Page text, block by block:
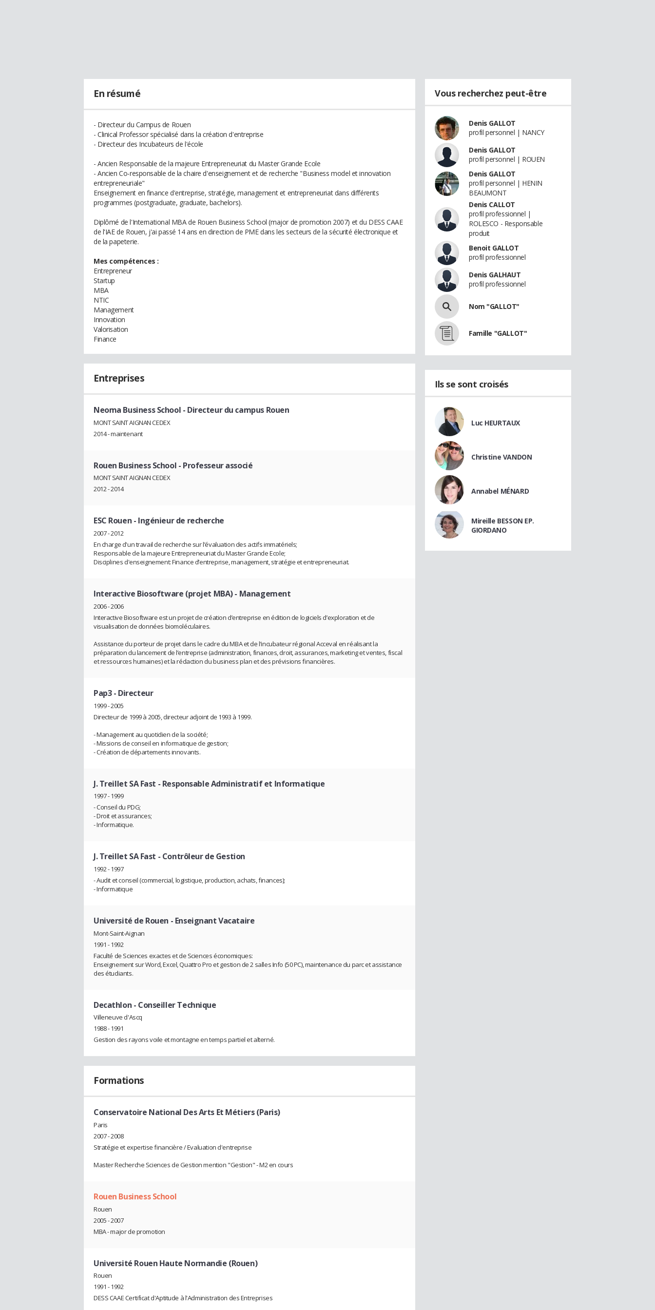
En résumé
- Directeur du Campus de Rouen
- Clinical Professor spécialisé dans la création d'entreprise
- Directeur des Incubateurs de l'école
- Ancien Responsable de la majeure Entrepreneuriat du Master Grande Ecole
- Ancien Co-responsable de la chaire d'enseignement et de recherche "Business model et innovation
entrepreneuriale"
Enseignement en finance d'entreprise, stratégie, management et entrepreneuriat dans différents
programmes (postgraduate, graduate, bachelors).
Diplômé de l'International MBA de Rouen Business School (major de promotion 2007) et du DESS CAAE
de l'IAE de Rouen, j'ai passé 14 ans en direction de PME dans les secteurs de la sécurité électronique et
de la papeterie.
Mes compétences :
Entrepreneur
Startup
MBA
NTIC
Management
Innovation
Valorisation
Finance
Entreprises
Neoma Business School - Directeur du campus Rouen
MONT SAINT AIGNAN CEDEX
2014 - maintenant
Rouen Business School - Professeur associé
MONT SAINT AIGNAN CEDEX
2012 - 2014
ESC Rouen - Ingénieur de recherche
2007 - 2012
En charge d'un travail de recherche sur l’évaluation des actifs immatériels;
Responsable de la majeure Entrepreneuriat du Master Grande Ecole;
Disciplines d'enseignement: Finance d’entreprise, management, stratégie et entrepreneuriat.
Interactive Biosoftware (projet MBA)- Management
2006 - 2006
Interactive Biosoftware est un projet de création d’entreprise en édition de logiciels d’exploration et de
visualisation de données biomoléculaires.
Assistance du porteur de projet dans le cadre du MBA et de l’incubateur régional Acceval en réalisant la
préparation du lancement de l’entreprise (administration, finances, droit, assurances, marketing et ventes, fiscal
et ressources humaines) et la rédaction du business plan et des prévisions financières.
Pap3- Directeur
1999 - 2005
Directeur de 1999 à 2005, directeur adjoint de 1993 à 1999.
- Management au quotidien de la société;
- Missions de conseil en informatique de gestion;
- Création de départements innovants.
J. Treillet SA Fast - Responsable Administratif et Informatique
1997 - 1999
- Conseil du PDG;
- Droit et assurances;
- Informatique.
J. Treillet SA Fast - Contrôleur de Gestion
1992 - 1997
- Audit et conseil (commercial, logistique, production, achats, finances);
- Informatique
Université de Rouen - Enseignant Vacataire
Mont-Saint-Aignan
1991 - 1992
Faculté de Sciences exactes et de Sciences économiques:
Enseignement sur Word, Excel, Quattro Pro et gestion de 2 salles Info (50 PC), maintenance du parc et assistance
des étudiants.
Decathlon - Conseiller Technique
Villeneuve d'Ascq
1988 - 1991
Gestion des rayons voile et montagne en temps partiel et alterné.
Formations
Conservatoire National Des Arts Et Métiers (Paris)
Paris
2007 - 2008
Stratégie et expertise financière / Evaluation d'entreprise
Master Recherche Sciences de Gestion mention "Gestion" - M2 en cours
Rouen Business School
Rouen
2005 - 2007
MBA - major de promotion
Université Rouen Haute Normandie (Rouen)
Rouen
1991 - 1992
DESS CAAE Certificat d'Aptitude à l'Administration des Entreprises
Vous recherchez peut-être
Denis GALLOT
profil personnel | NANCY
Denis GALLOT
profil personnel | ROUEN
Denis GALLOT
profil personnel | HENIN
BEAUMONT
Denis CALLOT
profil professionnel |
ROLESCO - Responsable
produit
Benoit GALLOT
profil professionnel
Denis GALHAUT
profil professionnel
Nom "GALLOT"
Famille "GALLOT"
Ils se sont croisés
Luc HEURTAUX
Christine VANDON
Annabel MÉNARD
Mireille BESSON EP.
GIORDANO